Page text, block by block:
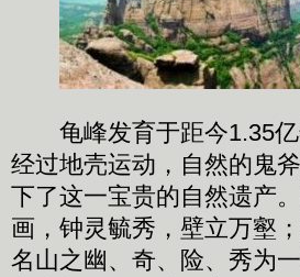
龟峰发育于距今1.35亿
经过地壳运动，自然的鬼
下了这一宝贵的自然遗产
画，钟灵毓秀，壁立万壑
名山之幽、奇、险、秀为